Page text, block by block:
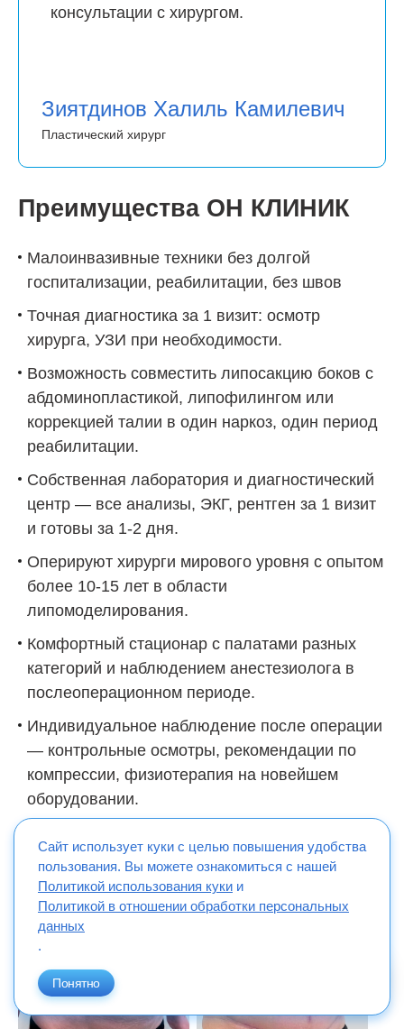
консультации с хирургом.
Зиятдинов Халиль Камилевич
Пластический хирург
Преимущества ОН КЛИНИК
Малоинвазивные техники без долгой
госпитализации, реабилитации, без швов
Точная диагностика за 1 визит: осмотр
хирурга, УЗИ при необходимости.
Возможность совместить липосакцию боков с
абдоминопластикой, липофилингом или
коррекцией талии в один наркоз, один период
реабилитации.
Собственная лаборатория и диагностический
центр — все анализы, ЭКГ, рентген за 1 визит
и готовы за 1-2 дня.
Оперируют хирурги мирового уровня с опытом
более 10-15 лет в области
липомоделирования.
Комфортный стационар с палатами разных
категорий и наблюдением анестезиолога в
послеоперационном периоде.
Индивидуальное наблюдение после операции
— контрольные осмотры, рекомендации по
компрессии, физиотерапия на новейшем
оборудовании.
Примеры работ
Сайт использует куки с целью повышения удобства
пользования. Вы можете ознакомиться с нашей
Политикой использования куки и
Политикой в отношении обработки персональных
данных
.
Понятно